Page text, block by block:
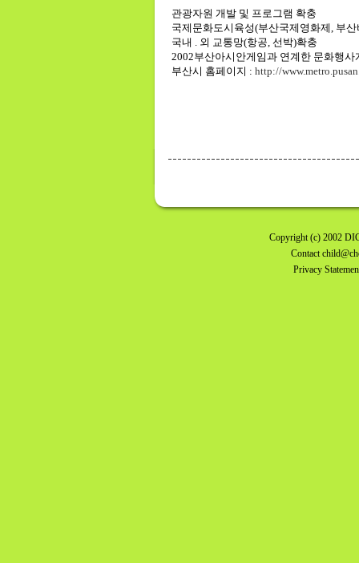
관광자원 개발 및 프로그램 확충
국제문화도시육성(부산국제영화제, 부
국내 . 외 교통망(항공, 선박)확충
2002부산아시안게임과 연계한 문화행사
부산시 홈페이지 : http://
Copyright(c) 2002
Contact
Privacy